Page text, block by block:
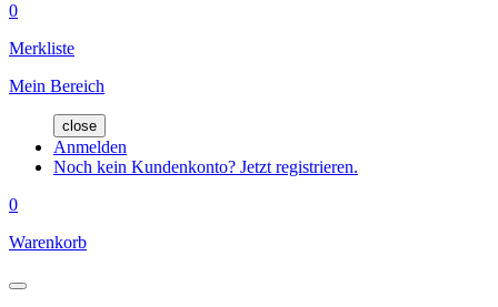
0
Merkliste
Mein Bereich
close
Anmelden
Noch kein Kundenkonto? Jetzt registrieren.
0
Warenkorb